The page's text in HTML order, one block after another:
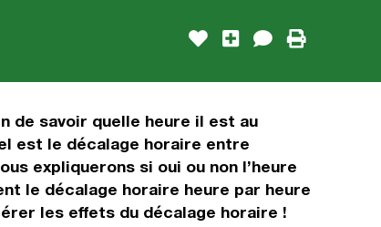
de savoir quelle heure il est au
est le décalage horaire entre
expliquerons si oui ou non l’heure
le décalage horaire heure par heure
les effets du décalage horaire !